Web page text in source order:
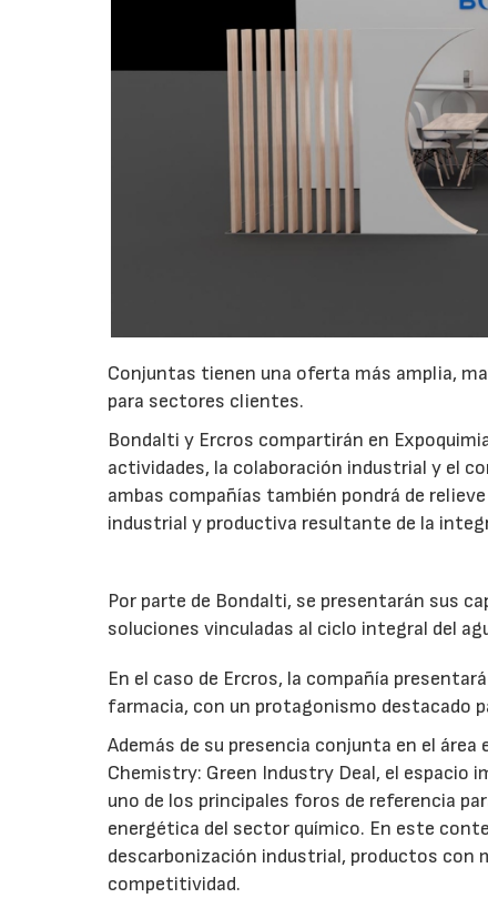
Conjuntas tienen una oferta más amplia,
para sectores clientes.
Bondalti y Ercros compartirán en
actividades, la colaboración industrial y el
ambas compañías también pondrá de
industrial y productiva resultante de la
Por parte de Bondalti, se presentarán sus
soluciones vinculadas al ciclo integral del
En el caso de Ercros, la compañía
farmacia, con un protagonismo destacado
Además de su presencia conjunta en el
Chemistry: Green Industry Deal, el espacio
uno de los principales foros de referencia
energética del sector químico. En este
descarbonización industrial, productos con
competitividad.